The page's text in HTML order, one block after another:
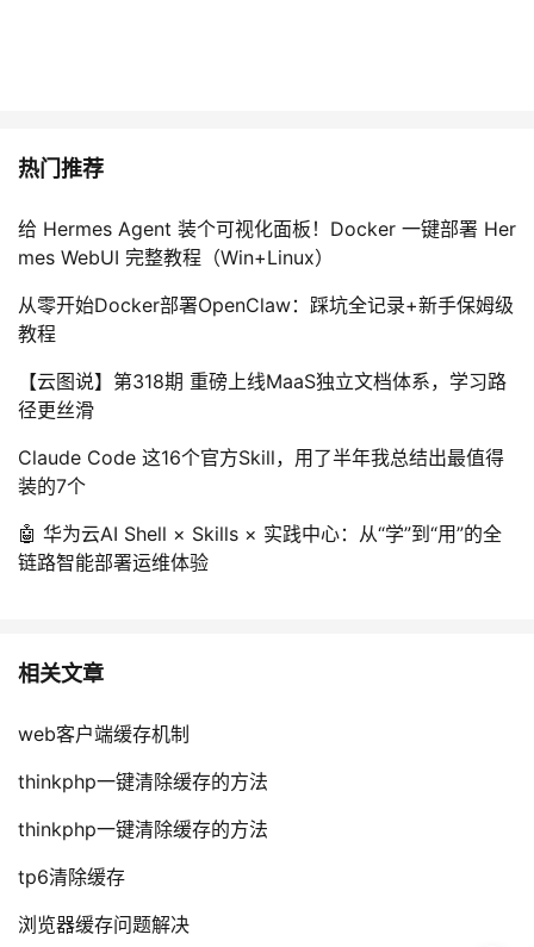
热门推荐
给 Hermes Agent 装个可视化面板！Docker 一键部署 Her
mes WebUI 完整教程（Win+Linux）
从零开始Docker部署OpenClaw：踩坑全记录+新手保姆级
教程
【云图说】第318期 重磅上线MaaS独立文档体系，学习路
径更丝滑
Claude Code 这16个官方Skill，用了半年我总结出最值得
装的7个
🤖 华为云AI Shell × Skills × 实践中心：从“学”到“用”的全
链路智能部署运维体验
相关文章
web客户端缓存机制
thinkphp一键清除缓存的方法
thinkphp一键清除缓存的方法
tp6清除缓存
浏览器缓存问题解决